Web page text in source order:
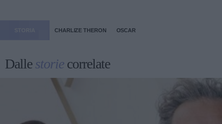
CHARLIZE THERON OSCAR
Dallestorie correlate